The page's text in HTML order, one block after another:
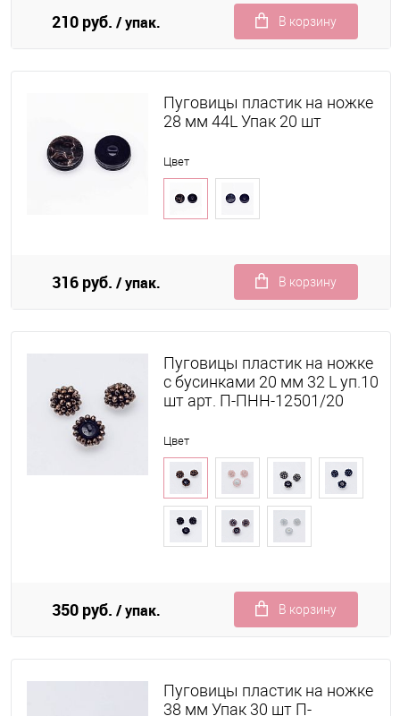
210 руб. / упак. В корзину
Пуговицы пластик на ножке
28 мм 44L Упак 20 шт
Цвет
316 руб. / упак. В корзину
Пуговицы пластик на ножке
с бусинками 20 мм 32 L уп.10
шт арт. П-ПНН-12501/20
Цвет
350 руб. / упак. В корзину
Пуговицы пластик на ножке
38 мм Упак 30 шт П-